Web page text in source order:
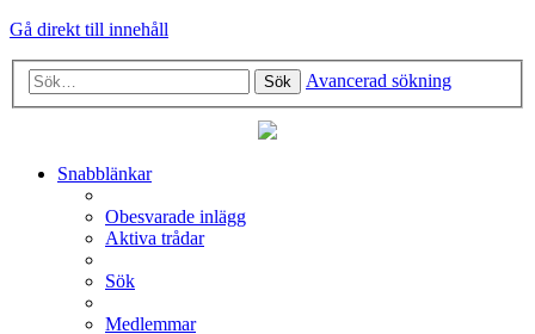
Gå direkt till innehåll
Sök Avancerad sökning
Snabblänkar
Obesvarade inlägg
Aktiva trådar
Sök
Medlemmar